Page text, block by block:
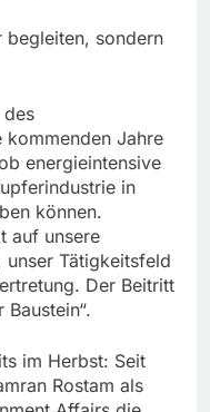
begleiten, sondern
des
kommenden Jahre
energieintensive
in
können.
auf unsere
unser Tätigkeitsfeld
Der Beitritt
im Herbst: Seit
Rostam als